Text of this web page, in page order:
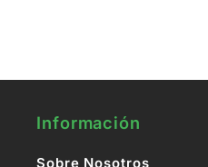
Información
Sobre Nosotros